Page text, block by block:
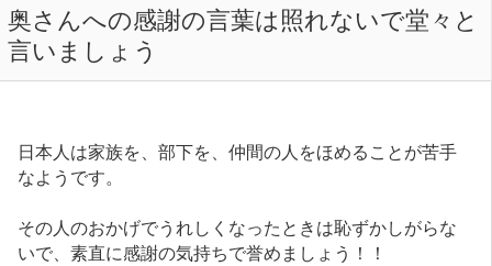
奥さんへの感謝の言葉は照れないで堂々と
言いましょう
日本人は家族を、部下を、仲間の人をほめることが苦手
なようです。
その人のおかげでうれしくなったときは恥ずかしがらな
いで、素直に感謝の気持ちで誉めましょう！！